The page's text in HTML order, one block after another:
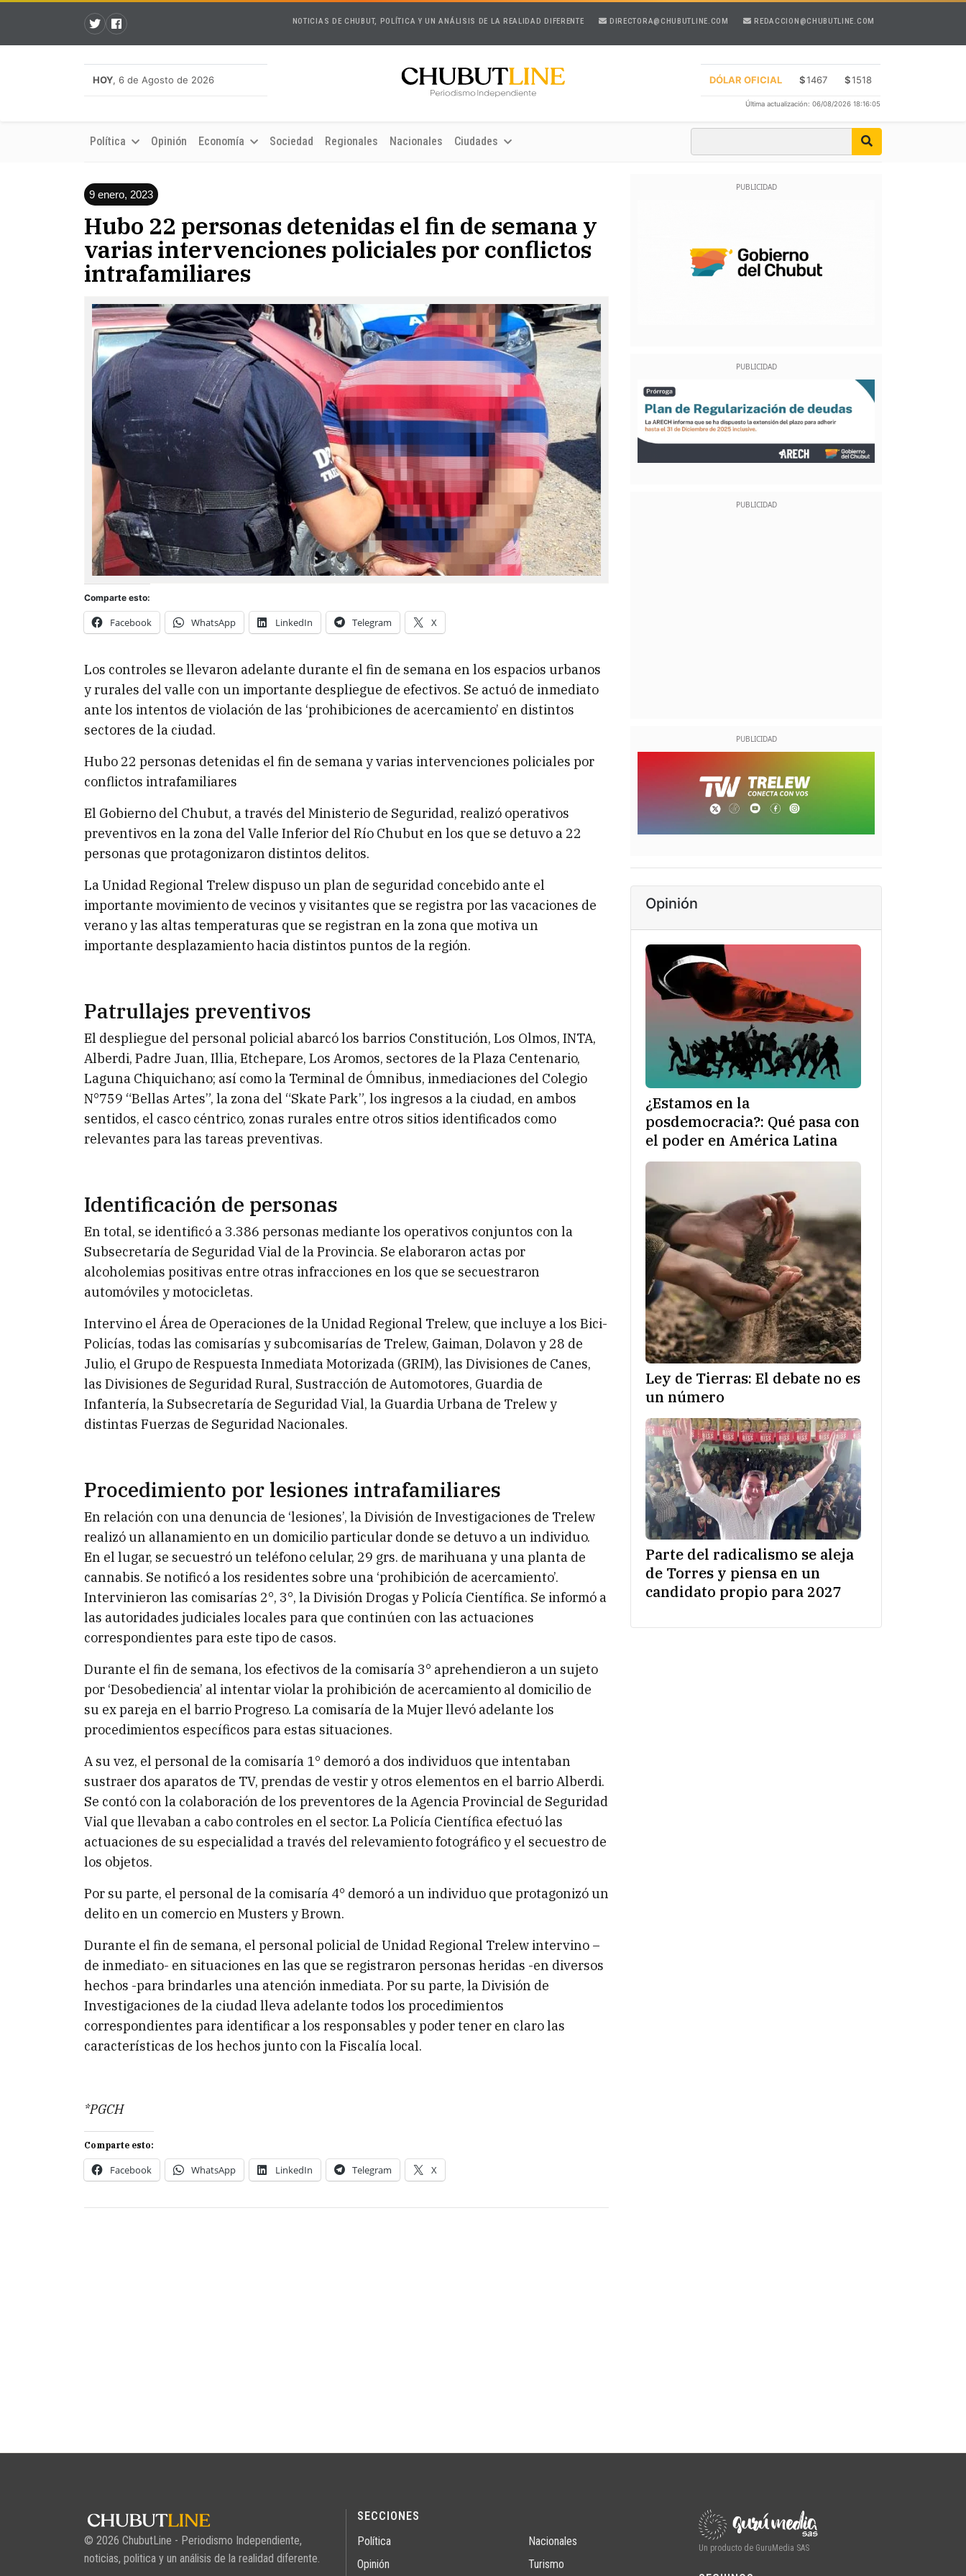
NOTICIAS DE CHUBUT, POLÍTICA Y UN ANÁLISIS DE LA REALIDAD DIFERENTE DIRECTORA@CHUBUTLINE.COM REDACCION@CHUBUTLINE.COM
HOY, 6 de Agosto de 2026 DÓLAR OFICIAL $1467 $1518
Última actualización: 06/08/2026 18:16:05
Política Opinión Economía Sociedad Regionales Nacionales Ciudades
9 enero, 2023
Hubo 22 personas detenidas el fin de semana y
varias intervenciones policiales por conflictos
intrafamiliares
Comparte esto:
Facebook WhatsApp LinkedIn Telegram X
Los controles se llevaron adelante durante el fin de semana en los espacios urbanos
y rurales del valle con un importante despliegue de efectivos. Se actuó de inmediato
ante los intentos de violación de las ‘prohibiciones de acercamiento’ en distintos
sectores de la ciudad.
Hubo 22 personas detenidas el fin de semana y varias intervenciones policiales por
conflictos intrafamiliares
El Gobierno del Chubut, a través del Ministerio de Seguridad, realizó operativos
preventivos en la zona del Valle Inferior del Río Chubut en los que se detuvo a 22
personas que protagonizaron distintos delitos.
La Unidad Regional Trelew dispuso un plan de seguridad concebido ante el
importante movimiento de vecinos y visitantes que se registra por las vacaciones de
verano y las altas temperaturas que se registran en la zona que motiva un
importante desplazamiento hacia distintos puntos de la región.
Patrullajes preventivos
El despliegue del personal policial abarcó los barrios Constitución, Los Olmos, INTA,
Alberdi, Padre Juan, Illia, Etchepare, Los Aromos, sectores de la Plaza Centenario,
Laguna Chiquichano; así como la Terminal de Ómnibus, inmediaciones del Colegio
N°759 “Bellas Artes”, la zona del “Skate Park”, los ingresos a la ciudad, en ambos
sentidos, el casco céntrico, zonas rurales entre otros sitios identificados como
relevantes para las tareas preventivas.
Identificación de personas
En total, se identificó a 3.386 personas mediante los operativos conjuntos con la
Subsecretaría de Seguridad Vial de la Provincia. Se elaboraron actas por
alcoholemias positivas entre otras infracciones en los que se secuestraron
automóviles y motocicletas.
Intervino el Área de Operaciones de la Unidad Regional Trelew, que incluye a los Bici-
Policías, todas las comisarías y subcomisarías de Trelew, Gaiman, Dolavon y 28 de
Julio, el Grupo de Respuesta Inmediata Motorizada (GRIM), las Divisiones de Canes,
las Divisiones de Seguridad Rural, Sustracción de Automotores, Guardia de
Infantería, la Subsecretaría de Seguridad Vial, la Guardia Urbana de Trelew y
distintas Fuerzas de Seguridad Nacionales.
Procedimiento por lesiones intrafamiliares
En relación con una denuncia de ‘lesiones’, la División de Investigaciones de Trelew
realizó un allanamiento en un domicilio particular donde se detuvo a un individuo.
En el lugar, se secuestró un teléfono celular, 29 grs. de marihuana y una planta de
cannabis. Se notificó a los residentes sobre una ‘prohibición de acercamiento’.
Intervinieron las comisarías 2°, 3°, la División Drogas y Policía Científica. Se informó a
las autoridades judiciales locales para que continúen con las actuaciones
correspondientes para este tipo de casos.
Durante el fin de semana, los efectivos de la comisaría 3° aprehendieron a un sujeto
por ‘Desobediencia’ al intentar violar la prohibición de acercamiento al domicilio de
su ex pareja en el barrio Progreso. La comisaría de la Mujer llevó adelante los
procedimientos específicos para estas situaciones.
A su vez, el personal de la comisaría 1° demoró a dos individuos que intentaban
sustraer dos aparatos de TV, prendas de vestir y otros elementos en el barrio Alberdi.
Se contó con la colaboración de los preventores de la Agencia Provincial de Seguridad
Vial que llevaban a cabo controles en el sector. La Policía Científica efectuó las
actuaciones de su especialidad a través del relevamiento fotográfico y el secuestro de
los objetos.
Por su parte, el personal de la comisaría 4° demoró a un individuo que protagonizó un
delito en un comercio en Musters y Brown.
Durante el fin de semana, el personal policial de Unidad Regional Trelew intervino –
de inmediato- en situaciones en las que se registraron personas heridas -en diversos
hechos -para brindarles una atención inmediata. Por su parte, la División de
Investigaciones de la ciudad lleva adelante todos los procedimientos
correspondientes para identificar a los responsables y poder tener en claro las
características de los hechos junto con la Fiscalía local.
*PGCH
Comparte esto:
Facebook WhatsApp LinkedIn Telegram X
Opinión
¿Estamos en la
posdemocracia?: Qué pasa con
el poder en América Latina
Ley de Tierras: El debate no es
un número
Parte del radicalismo se aleja
de Torres y piensa en un
candidato propio para 2027
© 2026 ChubutLine - Periodismo Independiente,
noticias, politica y un análisis de la realidad diferente.
SECCIONES
Política
Opinión
Nacionales
Turismo
Un producto de GuruMedia SAS